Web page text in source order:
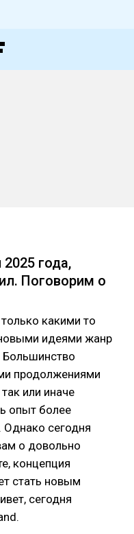
года,
Поговорим о
какими то
идеями жанр
Большинство
продолжениями
или иначе
опыт более
сегодня
о довольно
концепция
стать новым
сегодня